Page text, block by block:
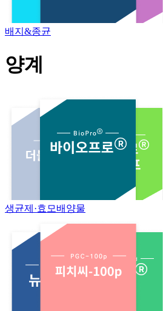
배지&종균
양계
생균제·효모배양물